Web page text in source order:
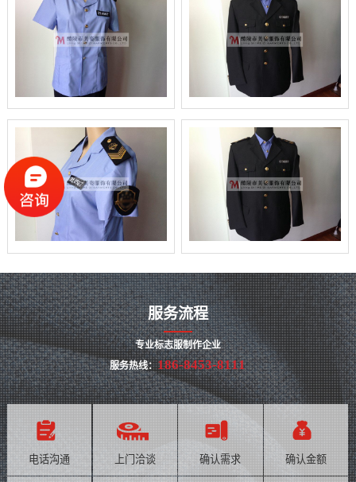
服务流程
专业标志服制作企业
服务热线：186-8453-8111
电话沟通 上门洽谈 确认需求 确认金额